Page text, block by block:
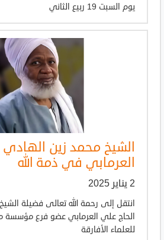
يوم السبت 19 ربيع الثاني
الشيخ محمد زين
العرمابي في ذمة الله
2 يناير 2025
انتقل إلى رحمة الله تعالى فضيلة
الحاج علي العرمابي عضو فرع
للعلماء الأفارقة